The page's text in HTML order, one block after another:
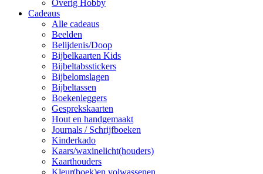
Overig Hobby
Cadeaus
Alle cadeaus
Beelden
Belijdenis/Doop
Bijbelkaarten Kids
Bijbeltabsstickers
Bijbelomslagen
Bijbeltassen
Boekenleggers
Gesprekskaarten
Hout en handgemaakt
Journals / Schrijfboeken
Kinderkado
Kaars/waxinelicht(houders)
Kaarthouders
Kleur(boek)en volwassenen